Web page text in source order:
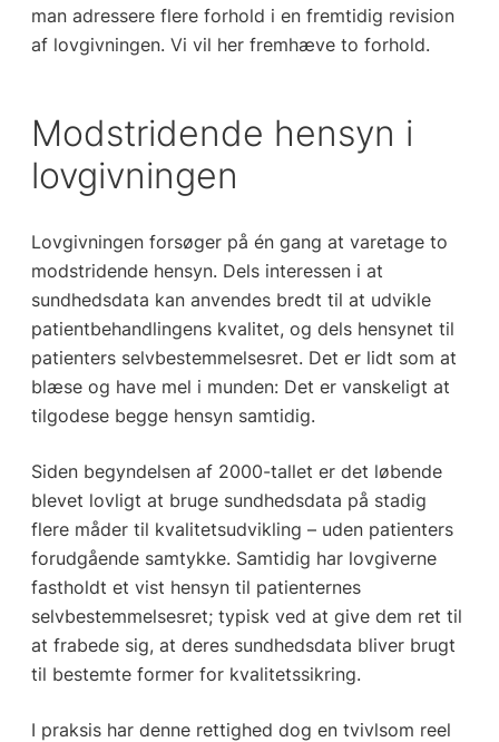
man adressere flere forhold i en fremtidig revision
af lovgivningen. Vi vil her fremhæve to forhold.
Modstridende hensyn i
lovgivningen
Lovgivningen forsøger på én gang at varetage to
modstridende hensyn. Dels interessen i at
sundhedsdata kan anvendes bredt til at udvikle
patientbehandlingens kvalitet, og dels hensynet til
patienters selvbestemmelsesret. Det er lidt som at
blæse og have mel i munden: Det er vanskeligt at
tilgodese begge hensyn samtidig.
Siden begyndelsen af 2000-tallet er det løbende
blevet lovligt at bruge sundhedsdata på stadig
flere måder til kvalitetsudvikling – uden patienters
forudgående samtykke. Samtidig har lovgiverne
fastholdt et vist hensyn til patienternes
selvbestemmelsesret; typisk ved at give dem ret til
at frabede sig, at deres sundhedsdata bliver brugt
til bestemte former for kvalitetssikring.
I praksis har denne rettighed dog en tvivlsom reel